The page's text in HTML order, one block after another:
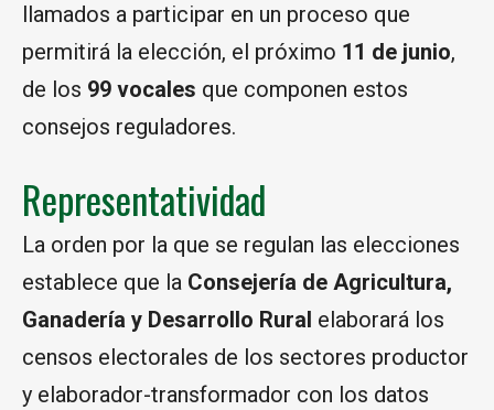
llamados a participar en un proceso que
permitirá la elección, el próximo 11 de junio,
de los 99 vocales que componen estos
consejos reguladores.
Representatividad
La orden por la que se regulan las elecciones
establece que la Consejería de Agricultura,
Ganadería y Desarrollo Rural elaborará los
censos electorales de los sectores productor
y elaborador-transformador con los datos